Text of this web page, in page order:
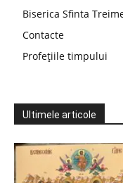
Biserica Sfinta
Contacte
Profețiile timpului
Ultimele articole